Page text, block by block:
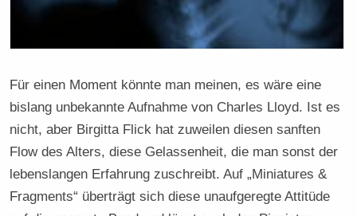
Für einen Moment könnte man meinen, es wäre eine
bislang unbekannte Aufnahme von Charles Lloyd. Ist es
nicht, aber Birgitta Flick hat zuweilen diesen sanften
Flow des Alters, diese Gelassenheit, die man sonst der
lebenslangen Erfahrung zuschreibt. Auf „Miniatures &
Fragments“ überträgt sich diese unaufgeregte Attitüde